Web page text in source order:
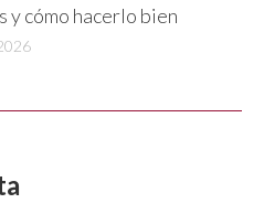
y cómo hacerlo bien